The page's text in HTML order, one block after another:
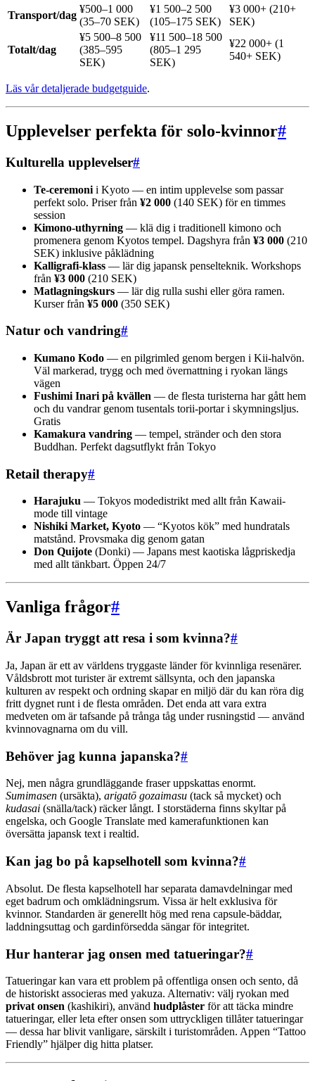
Transport/dag
¥500–1 000
(35–70 SEK)
¥1 500–2 500
(105–175 SEK)
¥3 000+ (210+
SEK)
Totalt/dag
¥5 500–8 500
(385–595
SEK)
¥11 500–18 500
(805–1 295
SEK)
¥22 000+ (1
540+ SEK)
Läs vår detaljerade budgetguide.
Upplevelser perfekta för solo-kvinnor#
Kulturella upplevelser#
Te-ceremoni i Kyoto — en intim upplevelse som passar
perfekt solo. Priser från ¥2 000 (140 SEK) för en timmes
session
Kimono-uthyrning — klä dig i traditionell kimono och
promenera genom Kyotos tempel. Dagshyra från ¥3 000 (210
SEK) inklusive påklädning
Kalligrafi-klass — lär dig japansk penselteknik. Workshops
från ¥3 000 (210 SEK)
Matlagningskurs — lär dig rulla sushi eller göra ramen.
Kurser från ¥5 000 (350 SEK)
Natur och vandring#
Kumano Kodo — en pilgrimled genom bergen i Kii-halvön.
Väl markerad, trygg och med övernattning i ryokan längs
vägen
Fushimi Inari på kvällen — de flesta turisterna har gått hem
och du vandrar genom tusentals torii-portar i skymningsljus.
Gratis
Kamakura vandring — tempel, stränder och den stora
Buddhan. Perfekt dagsutflykt från Tokyo
Retail therapy#
Harajuku — Tokyos modedistrikt med allt från Kawaii-
mode till vintage
Nishiki Market, Kyoto — “Kyotos kök” med hundratals
matstånd. Provsmaka dig genom gatan
Don Quijote (Donki) — Japans mest kaotiska lågpriskedja
med allt tänkbart. Öppen 24/7
Vanliga frågor#
Är Japan tryggt att resa i som kvinna?#
Ja, Japan är ett av världens tryggaste länder för kvinnliga resenärer.
Våldsbrott mot turister är extremt sällsynta, och den japanska
kulturen av respekt och ordning skapar en miljö där du kan röra dig
fritt dygnet runt i de flesta områden. Det enda att vara extra
medveten om är tafsande på trånga tåg under rusningstid — använd
kvinnovagnarna om du vill.
Behöver jag kunna japanska?#
Nej, men några grundläggande fraser uppskattas enormt.
Sumimasen (ursäkta), arigatō gozaimasu (tack så mycket) och
kudasai (snälla/tack) räcker långt. I storstäderna finns skyltar på
engelska, och Google Translate med kamerafunktionen kan
översätta japansk text i realtid.
Kan jag bo på kapselhotell som kvinna?#
Absolut. De flesta kapselhotell har separata damavdelningar med
eget badrum och omklädningsrum. Vissa är helt exklusiva för
kvinnor. Standarden är generellt hög med rena capsule-bäddar,
laddningsuttag och gardinförsedda sängar för integritet.
Hur hanterar jag onsen med tatueringar?#
Tatueringar kan vara ett problem på offentliga onsen och sento, då
de historiskt associeras med yakuza. Alternativ: välj ryokan med
privat onsen (kashikiri), använd hudplåster för att täcka mindre
tatueringar, eller leta efter onsen som uttryckligen tillåter tatueringar
— dessa har blivit vanligare, särskilt i turistområden. Appen “Tattoo
Friendly” hjälper dig hitta platser.